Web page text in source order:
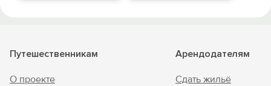
Путешественникам
О проекте
Арендодателям
Сдать жильё